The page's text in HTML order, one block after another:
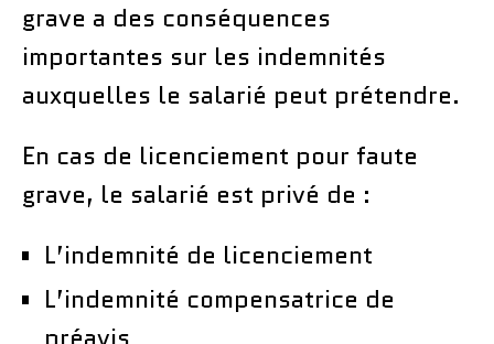
grave a des conséquences
importantes sur les indemnités
auxquelles le salarié peut prétendre.
En cas de licenciement pour faute
grave, le salarié est privé de :
L’indemnité de licenciement
L’indemnité compensatrice de